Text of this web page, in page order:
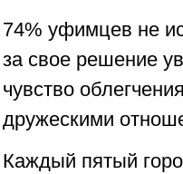
74% уфимцев не
за свое решение
чувство
дружескими
Каждый пятый